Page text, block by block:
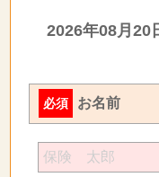
2026年08月20
必須 お名前